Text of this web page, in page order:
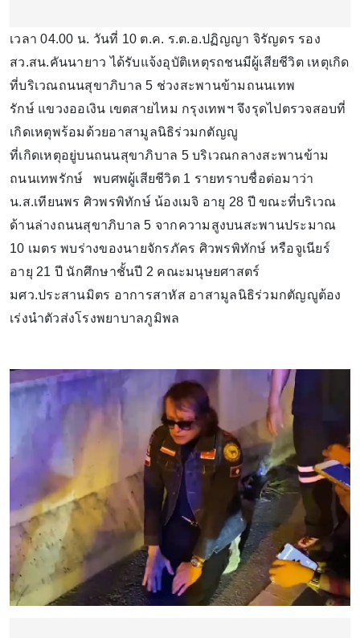
เวลา 04.00 น. วันที่ 10 ต.ค. ร.ต.อ.ปฏิญญา จิรัญดร รอง
สว.สน.คันนายาว ได้รับแจ้งอุบัติเหตุรถชนมีผู้เสียชีวิต เหตุเกิด
ที่บริเวณถนนสุขาภิบาล 5 ช่วงสะพานข้ามถนนเทพ
รักษ์ แขวงออเงิน เขตสายไหม กรุงเทพฯ จึงรุดไปตรวจสอบที่
เกิดเหตุพร้อมด้วยอาสามูลนิธิร่วมกตัญญู
ที่เกิดเหตุอยู่บนถนนสุขาภิบาล 5 บริเวณกลางสะพานข้าม
ถนนเทพรักษ์ พบศพผู้เสียชีวิต 1 รายทราบชื่อต่อมาว่า
น.ส.เทียนพร ศิวพรพิทักษ์ น้องเมจิ อายุ 28 ปี ขณะที่บริเวณ
ด้านล่างถนนสุขาภิบาล 5 จากความสูงบนสะพานประมาณ
10 เมตร พบร่างของนายจักรภัคร ศิวพรพิทักษ์ หรือจูเนียร์
อายุ 21 ปี นักศึกษาชั้นปี 2 คณะมนุษยศาสตร์
มศว.ประสานมิตร อาการสาหัส อาสามูลนิธิร่วมกตัญญูต้อง
เร่งนำตัวส่งโรงพยาบาลภูมิพล